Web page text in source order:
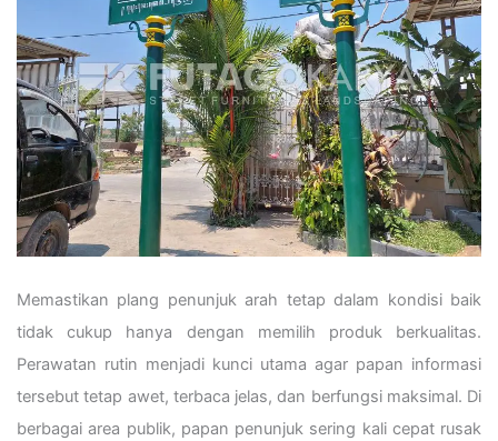
Memastikan plang penunjuk arah tetap dalam kondisi baik
tidak cukup hanya dengan memilih produk berkualitas.
Perawatan rutin menjadi kunci utama agar papan informasi
tersebut tetap awet, terbaca jelas, dan berfungsi maksimal. Di
berbagai area publik, papan penunjuk sering kali cepat rusak